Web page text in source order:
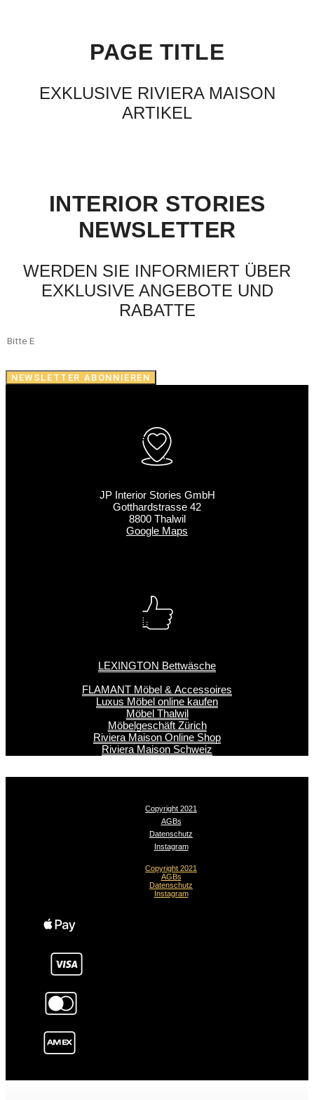
PAGE TITLE
EXKLUSIVE RIVIERA MAISON
ARTIKEL
INTERIOR STORIES
NEWSLETTER
WERDEN SIE INFORMIERT ÜBER
EXKLUSIVE ANGEBOTE UND
RABATTE
NEWSLETTER ABONNIEREN
JP Interior Stories GmbH
Gotthardstrasse 42
8800 Thalwil
Google Maps
LEXINGTON Bettwäsche
FLAMANT Möbel & Accessoires
Luxus Möbel online kaufen
Möbel Thalwil
Möbelgeschäft Zürich
Riviera Maison Online Shop
Riviera Maison Schweiz
Copyright 2021
AGBs
Datenschutz
Instagram
Copyright 2021
AGBs
Datenschutz
Instagram